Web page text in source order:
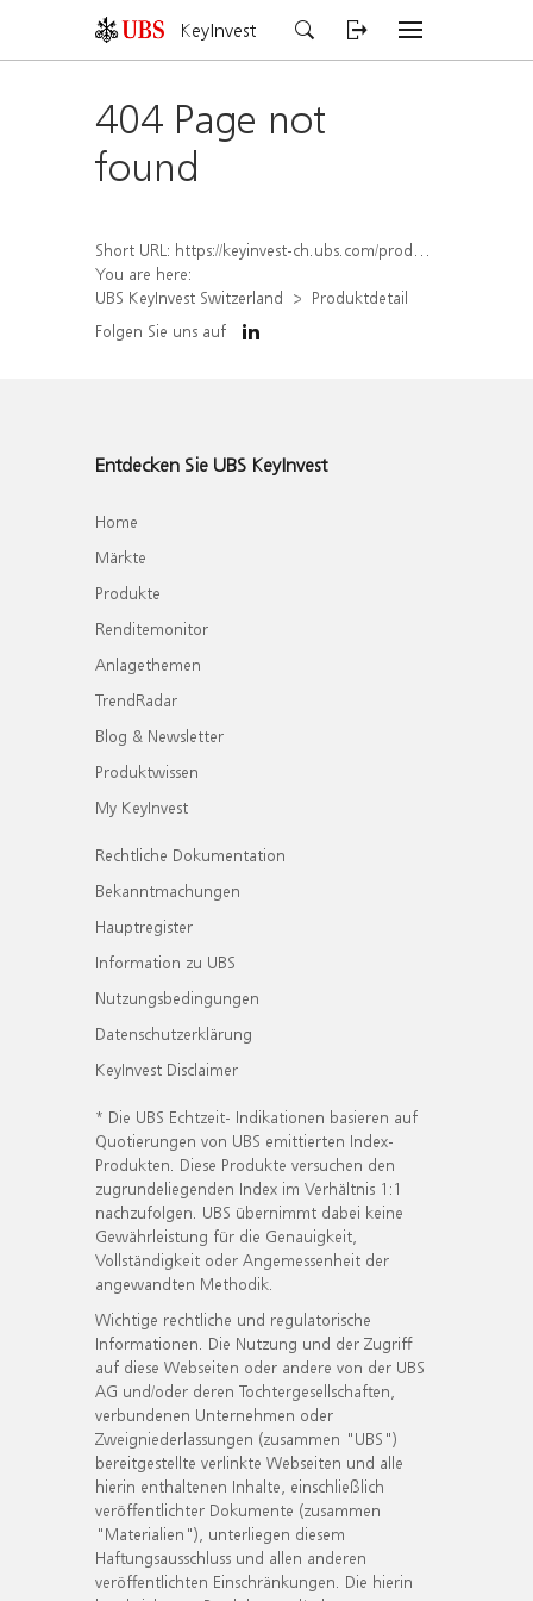
KeyInvest
404 Page not
found
Short URL: https://keyinvest-ch.ubs.com/produkt/detail/index/isin/CH1584633809
You are here:
UBS KeyInvest Switzerland
Produktdetail
Folgen Sie uns auf
Entdecken Sie UBS KeyInvest
Home
Märkte
Produkte
Renditemonitor
Anlagethemen
TrendRadar
Blog & Newsletter
Produktwissen
My KeyInvest
Rechtliche Dokumentation
Bekanntmachungen
Hauptregister
Information zu UBS
Nutzungsbedingungen
Datenschutzerklärung
KeyInvest Disclaimer
* Die UBS Echtzeit- Indikationen basieren auf
Quotierungen von UBS emittierten Index-
Produkten. Diese Produkte versuchen den
zugrundeliegenden Index im Verhältnis 1:1
nachzufolgen. UBS übernimmt dabei keine
Gewährleistung für die Genauigkeit,
Vollständigkeit oder Angemessenheit der
angewandten Methodik.
Wichtige rechtliche und regulatorische
Informationen. Die Nutzung und der Zugriff
auf diese Webseiten oder andere von der UBS
AG und/oder deren Tochtergesellschaften,
verbundenen Unternehmen oder
Zweigniederlassungen (zusammen "UBS")
bereitgestellte verlinkte Webseiten und alle
hierin enthaltenen Inhalte, einschließlich
veröffentlichter Dokumente (zusammen
"Materialien"), unterliegen diesem
Haftungsausschluss und allen anderen
veröffentlichten Einschränkungen. Die hierin